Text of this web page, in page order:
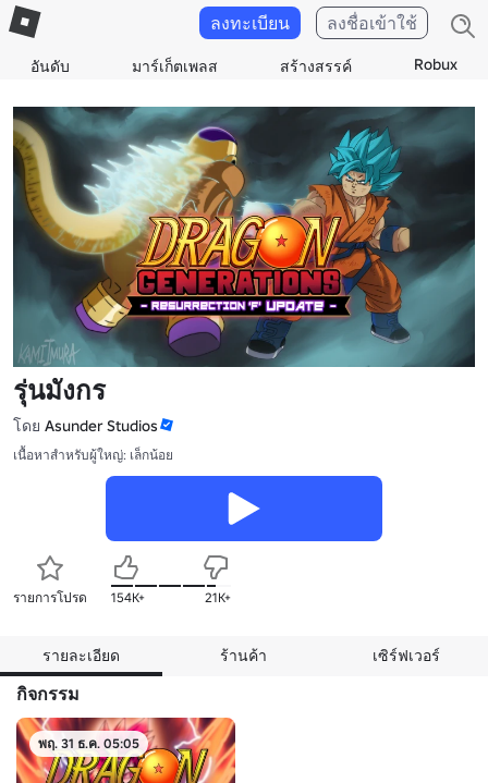
อันดับ มาร์เก็ตเพลส สร้างสรรค์ Robux
ลงทะเบียน ลงชื่อเข้าใช้
รุ่นมังกร
โดย Asunder Studios
เนื้อหาสำหรับผู้ใหญ่: เล็กน้อย
รายการโปรด 154K+ 21K+
รายละเอียด ร้านค้า เซิร์ฟเวอร์
กิจกรรม
พฤ. 31 ธ.ค. 05:05